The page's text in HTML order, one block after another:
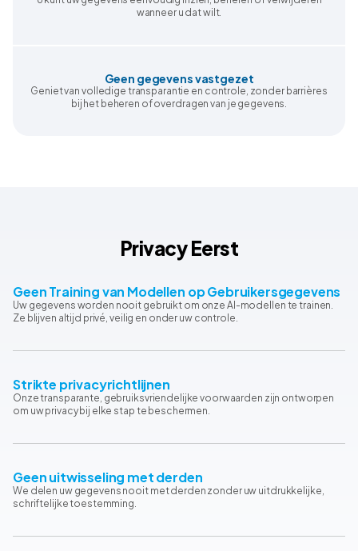
wanneer u dat wilt.
Geen gegevens vastgezet
Geniet van volledige transparantie en controle, zonder barrières
bij het beheren of overdragen van je gegevens.
Privacy Eerst
Geen Training van Modellen op Gebruikersgegevens
Uw gegevens worden nooit gebruikt om onze AI-modellen te trainen.
Ze blijven altijd privé, veilig en onder uw controle.
Strikte privacyrichtlijnen
Onze transparante, gebruiksvriendelijke voorwaarden zijn ontworpen
om uw privacy bij elke stap te beschermen.
Geen uitwisseling met derden
We delen uw gegevens nooit met derden zonder uw uitdrukkelijke,
schriftelijke toestemming.